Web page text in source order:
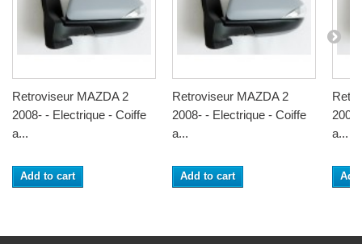
Retroviseur MAZDA 2
2008- - Electrique - Coiffe
a...
Add to cart
Retroviseur MAZDA 2
2008- - Electrique - Coiffe
a...
Add to cart
a...